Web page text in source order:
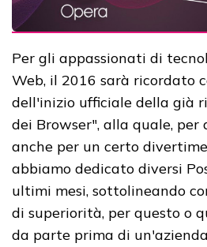
Per gli appassionati di
Web, il 2016 sarà ricordato
dell'inizio ufficiale della già
dei Browser", alla quale, per
anche per un certo
abbiamo dedicato diversi
ultimi mesi, sottolineando
di superiorità, per questo o
da parte prima di